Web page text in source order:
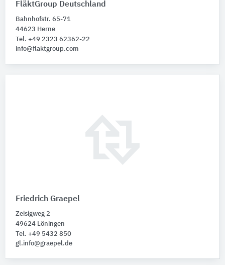
FläktGroup Deutschland
Bahnhofstr. 65-71
44623 Herne
Tel. +49 2323 62362-22
info@flaktgroup.com
Friedrich Graepel
Zeisigweg 2
49624 Löningen
Tel. +49 5432 850
gl.info@graepel.de